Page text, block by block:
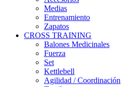
Medias
Entrenamiento
Zapatos
CROSS TRAINING
Balones Medicinales
Fuerza
Set
Kettlebell
Agilidad / Coordinación